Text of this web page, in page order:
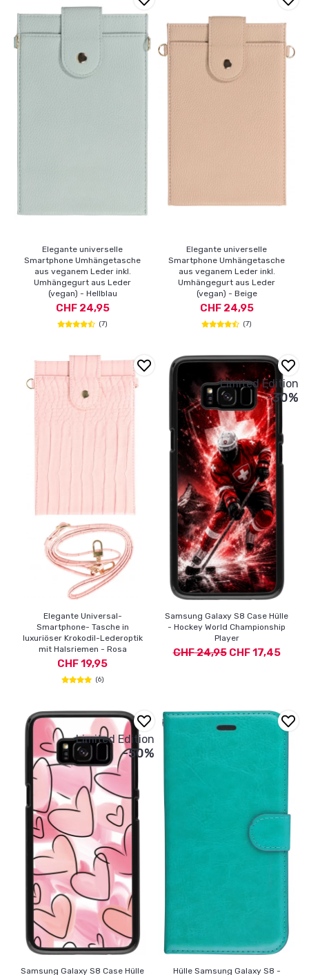
Elegante universelle
Smartphone Umhängetasche
aus veganem Leder inkl.
Umhängegurt aus Leder
(vegan) - Hellblau
CHF 24,95
(7)
Elegante universelle
Smartphone Umhängetasche
aus veganem Leder inkl.
Umhängegurt aus Leder
(vegan) - Beige
CHF 24,95
(7)
Elegante Universal-
Smartphone- Tasche in
luxuriöser Krokodil-Lederoptik
mit Halsriemen - Rosa
CHF 19,95
(6)
Samsung Galaxy S8 Case Hülle
- Hockey World Championship
Player
CHF 24,95CHF 17,45
Limited Edition
-30%
Samsung Galaxy S8 Case Hülle
Limited Edition
-50%
Hülle Samsung Galaxy S8 -